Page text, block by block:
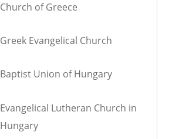
Church of Greece
Greek Evangelical Church
Baptist Union of Hungary
Evangelical Lutheran Church in
Hungary